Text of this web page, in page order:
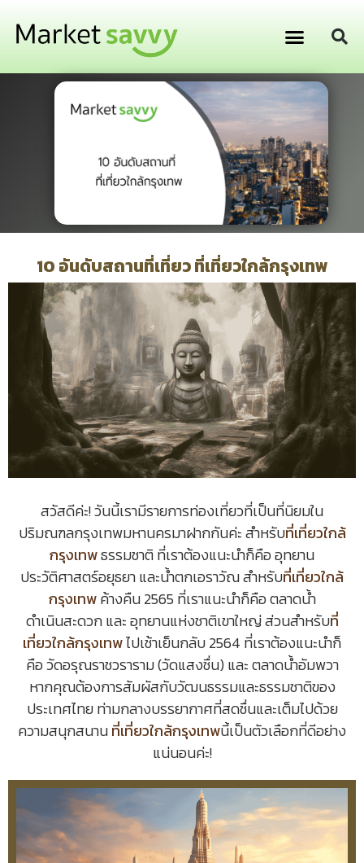
10 อันดับสถานที่เที่ยว ที่เที่ยวใกล้กรุงเทพ
สวัสดีค่ะ! วันนี้เรามีรายการท่องเที่ยวที่เป็นที่นิยมใน
ปริมณฑลกรุงเทพมหานครมาฝากกันค่ะ สำหรับที่เที่ยวใกล้
กรุงเทพธรรมชาติ ที่เราต้องแนะนำก็คือ อุทยาน
ประวัติศาสตร์อยุธยา และน้ำตกเอราวัณ สำหรับที่เที่ยวใกล้
กรุงเทพค้างคืน 2565 ที่เราแนะนำก็คือ ตลาดน้ำ
ดำเนินสะดวก และ อุทยานแห่งชาติเขาใหญ่ ส่วนสำหรับที่
เที่ยวใกล้กรุงเทพไปเช้าเย็นกลับ 2564 ที่เราต้องแนะนำก็
คือ วัดอรุณราชวราราม (วัดแสงชื่น) และ ตลาดน้ำอัมพวา
หากคุณต้องการสัมผัสกับวัฒนธรรมและธรรมชาติของ
ประเทศไทย ท่ามกลางบรรยากาศที่สดชื่นและเต็มไปด้วย
ความสนุกสนานที่เที่ยวใกล้กรุงเทพนี้เป็นตัวเลือกที่ดีอย่าง
แน่นอนค่ะ!